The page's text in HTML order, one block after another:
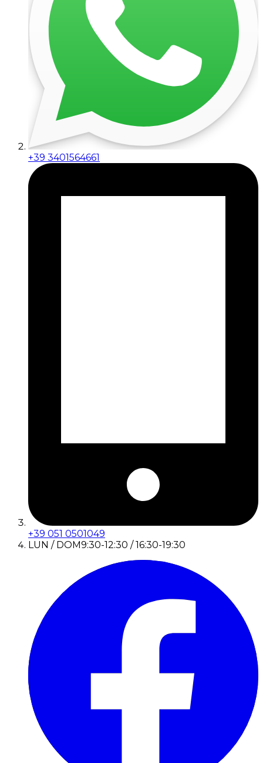
+39 3401564661
+39 051 0501049
LUN / DOM9:30-12:30 / 16:30-19:30